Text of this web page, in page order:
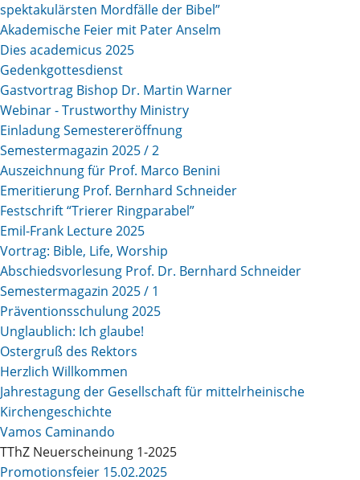
spektakulärsten Mordfälle der Bibel”
Akademische Feier mit Pater Anselm
Dies academicus 2025
Gedenkgottesdienst
Gastvortrag Bishop Dr. Martin Warner
Webinar - Trustworthy Ministry
Einladung Semestereröffnung
Semestermagazin 2025 / 2
Auszeichnung für Prof. Marco Benini
Emeritierung Prof. Bernhard Schneider
Festschrift “Trierer Ringparabel”
Emil-Frank Lecture 2025
Vortrag: Bible, Life, Worship
Abschiedsvorlesung Prof. Dr. Bernhard Schneider
Semestermagazin 2025 / 1
Präventionsschulung 2025
Unglaublich: Ich glaube!
Ostergruß des Rektors
Herzlich Willkommen
Jahrestagung der Gesellschaft für mittelrheinische
Kirchengeschichte
Vamos Caminando
TThZ Neuerscheinung 1-2025
Promotionsfeier 15.02.2025